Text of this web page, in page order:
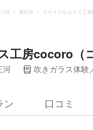
三河 豊田市 リサイクルガラス工房
工房cocoro（
河 吹きガラス体験
ン 口コミ